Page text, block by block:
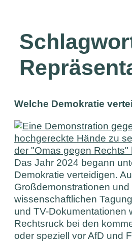
Welche Demokratie
Das Jahr 2024 begann
Demokratie verteidigen.
Großdemonstrationen und
wissenschaftlichen
und TV-Dokumentationen
Rechtsruck bei den
oder speziell vor AfD und